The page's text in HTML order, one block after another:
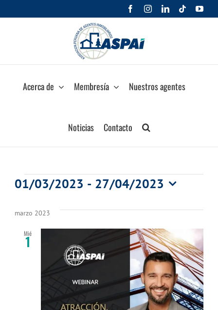
al
FacebookInstagramLinkedIn
Tiktok
Acerca de Membresía Nuestros agentes
Noticias Contacto
Eventos
01/03/2023 - 27/04/2023
la
marzo 2023
Mié
1